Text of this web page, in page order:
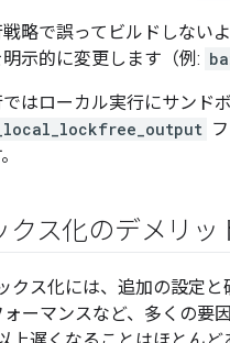
略で誤ってビルドしない
示的に変更します（例:
はローカル実行にサンド
。
クス化のデメリッ
クス化には、追加の設定
ォーマンスなど、多くの要